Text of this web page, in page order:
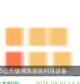
公斤玻璃珠袋装码垛设备